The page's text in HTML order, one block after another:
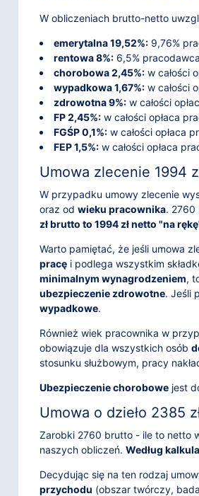
W obliczeniach brutto-netto
emerytalna 19,52%: 9,76%
rentowa 8%: 6,5%
chorobowa 2,45%: w całości
wypadkowa 1,67%: w całości
zdrowotna 9%: w całości
FP 2,45%: w całości opłaca
FGŚP 0,1%: w całości opłaca
FEP 1,5%: w całości opłaca
Umowa zlecenie 1994
W przypadku umowy zlecenie
oraz od wieku pracownika. 2760
zł brutto to 1994 zł netto "na
Warto pamiętać, że jeśli umowa
pracę i podlega wszystkim
minimalnym wynagrodzeniem,
ubezpieczenie zdrowotne. Jeśli
wypadkowe.
Również wiek pracownika w
obowiązuje dla wszystkich osób
stosunku służbowym, pracy
Ubezpieczenie chorobowe jest
Umowa o dzieło 2385
Zarobki 2760 brutto - ile to netto
naszych obliczeń. Według
Decydując się na ten rodzaj
przychodu (obszar twórczy,